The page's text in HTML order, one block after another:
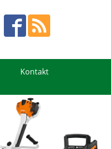
Kontakt